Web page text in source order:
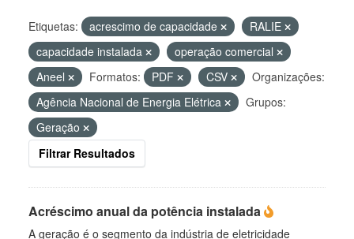
Etiquetas: acrescimo de capacidade
RALIE
capacidade instalada
operação comercial
Aneel
Formatos: PDF CSV
Organizações:
Agência Nacional de Energia Elétrica
Grupos:
Geração
Filtrar Resultados
Acréscimo anual da potência instalada
A geração é o segmento da indústria de eletricidade